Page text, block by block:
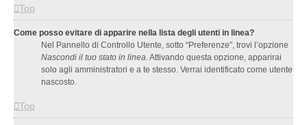
Top
Come posso evitare di apparire nella lista degli utenti in linea?
Nel Pannello di Controllo Utente, sotto “Preferenze”, trovi l’opzione
Nascondi il tuo stato in linea. Attivando questa opzione, apparirai
solo agli amministratori e a te stesso. Verrai identificato come utente
nascosto.
Top